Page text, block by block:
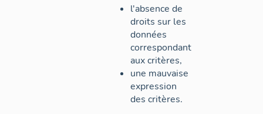
l'absence de
droits sur les
données
correspondant
aux critères,
une mauvaise
expression
des critères.